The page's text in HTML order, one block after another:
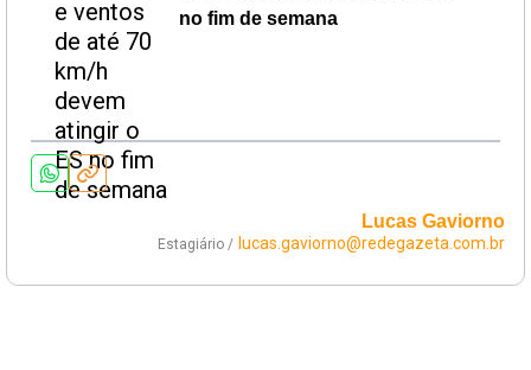
no fim de semana
Lucas Gaviorno
Estagiário / lucas.gaviorno@redegazeta.com.br